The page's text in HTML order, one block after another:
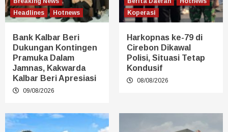
Headlines
Hotnews
Bank Kalbar Beri
Dukungan Kontingen
Pramuka Dalam
Jamnas, Kakwarda
Kalbar Beri Apresiasi
09/08/2026
Koperasi
Harkopnas ke-79 di
Cirebon Dikawal
Polisi, Situasi Tetap
Kondusif
08/08/2026